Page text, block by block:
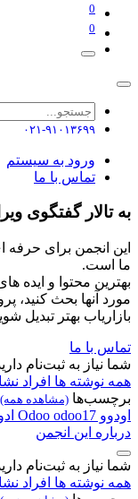
0
0
۰۲۱-۹۱۰۱۳۶۹۹
ورود به سیستم
تماس با ما
به تالار گفتگوی
این انجمن برای
ما است.
بهترین محتوا و ایده
مورد آنها بحث کنید،
بازاریاب بهتر تبدیل
تماس با ما
شما نیاز به ثبت‌نام
همه نوشته ها افراد
برچسب‌ها (مشاهده همه)
اودوو Odoo odoo17
درباره این انجمن
شما نیاز به ثبت‌نام
همه نوشته ها افراد